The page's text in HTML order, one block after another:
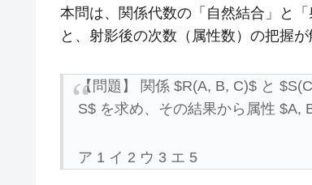
本問は、関係代数の「自然結合」と
と、射影後の次数（属性数）の把握が
【問題】 関係 $R(A, B, C)$ と
S$ を求め、その結果から属性 $A,
ア 1 イ 2 ウ 3 エ 5